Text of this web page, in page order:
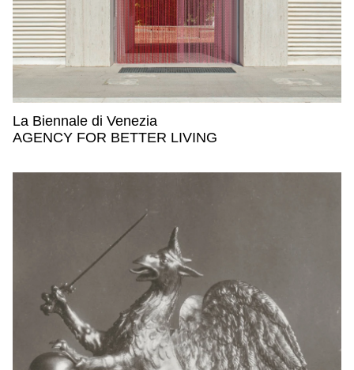
La Biennale di Venezia
La Biennale di Venezia,
AGENCY FOR BETTER LIVING